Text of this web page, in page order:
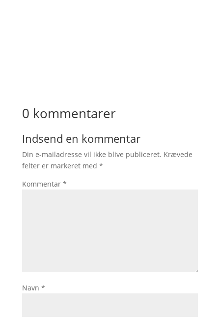
0 kommentarer
Indsend en kommentar
Din e-mailadresse vil ikke blive publiceret. Krævede
felter er markeret med *
Kommentar *
Navn *